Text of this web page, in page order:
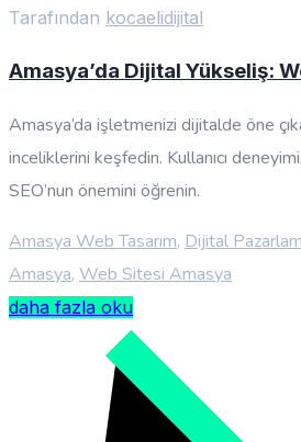
Tarafından kocaelidijital
Amasya’da Dijital Yükseliş:
Amasya’da işletmenizi dijitalde öne
inceliklerini keşfedin. Kullanıcı
SEO’nun önemini öğrenin.
Amasya Web Tasarım, Dijital
Amasya, Web Sitesi Amasya
daha fazla oku